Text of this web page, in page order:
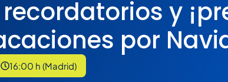
y
por
16:00 h (Madrid)